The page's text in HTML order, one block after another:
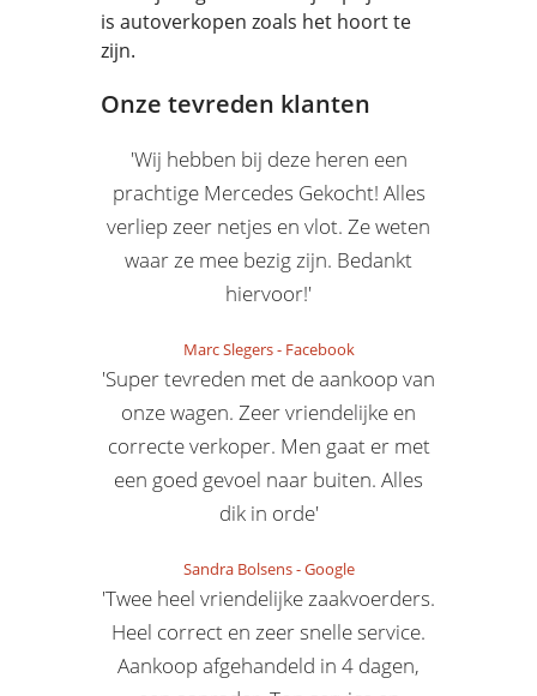
is autoverkopen zoals het hoort te
zijn.
Onze tevreden klanten
'Wij hebben bij deze heren een
prachtige Mercedes Gekocht! Alles
verliep zeer netjes en vlot. Ze weten
waar ze mee bezig zijn. Bedankt
hiervoor!'
Marc Slegers- Facebook
'Super tevreden met de aankoop van
onze wagen. Zeer vriendelijke en
correcte verkoper. Men gaat er met
een goed gevoel naar buiten. Alles
dik in orde'
Sandra Bolsens-Google
'Twee heel vriendelijke zaakvoerders.
Heel correct en zeer snelle service.
Aankoop afgehandeld in 4 dagen,